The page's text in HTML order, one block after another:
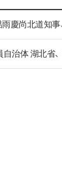
慶尚北道知
自治体 湖北省